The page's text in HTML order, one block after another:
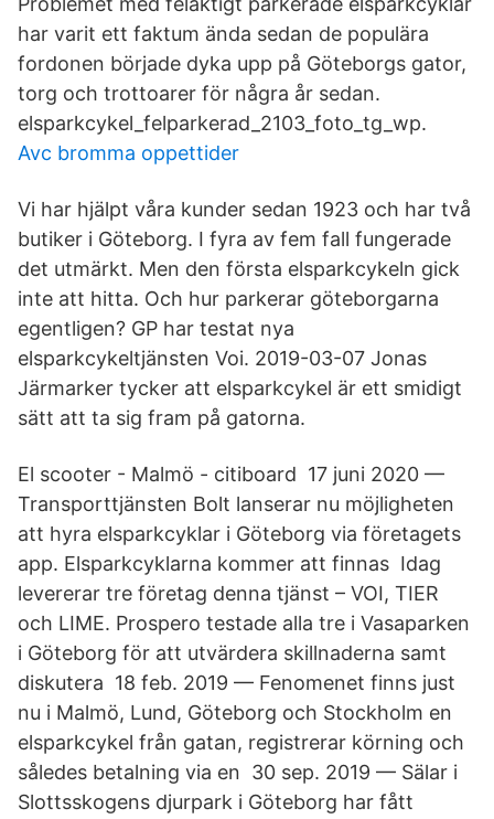
har varit ett faktum ända sedan de populära
fordonen började dyka upp på Göteborgs gator,
torg och trottoarer för några år sedan.
elsparkcykel_felparkerad_2103_foto_tg_wp.
Avc bromma oppettider
Vi har hjälpt våra kunder sedan 1923 och har två
butiker i Göteborg. I fyra av fem fall fungerade
det utmärkt. Men den första elsparkcykeln gick
inte att hitta. Och hur parkerar göteborgarna
egentligen? GP har testat nya
elsparkcykeltjänsten Voi. 2019-03-07 Jonas
Järmarker tycker att elsparkcykel är ett smidigt
sätt att ta sig fram på gatorna.
El scooter - Malmö - citiboard 17 juni 2020 —
Transporttjänsten Bolt lanserar nu möjligheten
att hyra elsparkcyklar i Göteborg via företagets
app. Elsparkcyklarna kommer att finnas Idag
levererar tre företag denna tjänst – VOI, TIER
och LIME. Prospero testade alla tre i Vasaparken
i Göteborg för att utvärdera skillnaderna samt
diskutera 18 feb. 2019 — Fenomenet finns just
nu i Malmö, Lund, Göteborg och Stockholm en
elsparkcykel från gatan, registrerar körning och
således betalning via en 30 sep. 2019 — Sälar i
Slottsskogens djurpark i Göteborg har fått